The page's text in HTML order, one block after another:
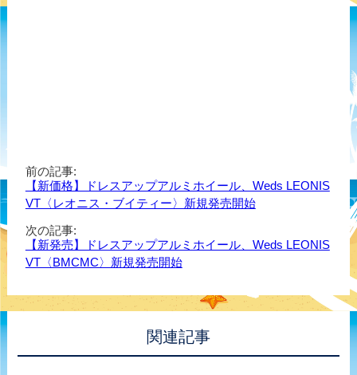
前の記事:
【新価格】ドレスアップアルミホイール、Weds LEONIS
VT〈レオニス・ブイティー〉新規発売開始
次の記事:
【新発売】ドレスアップアルミホイール、Weds LEONIS
VT〈BMCMC〉新規発売開始
関連記事